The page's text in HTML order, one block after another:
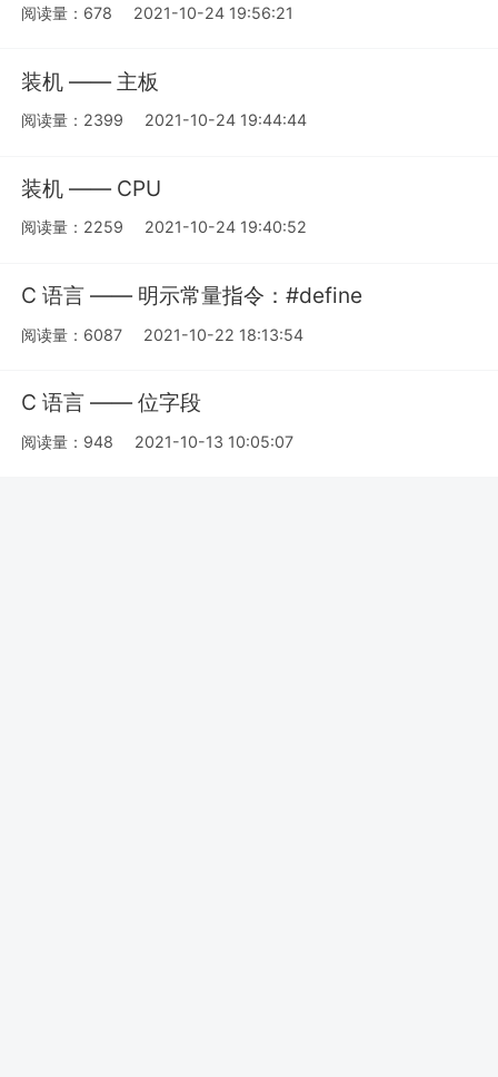
阅读量：678 2021-10-24 19:56:21
装机 —— 主板
阅读量：2399 2021-10-24 19:44:44
装机 —— CPU
阅读量：2259 2021-10-24 19:40:52
C 语言 —— 明示常量指令：#define
阅读量：6087 2021-10-22 18:13:54
C 语言 —— 位字段
阅读量：948 2021-10-13 10:05:07